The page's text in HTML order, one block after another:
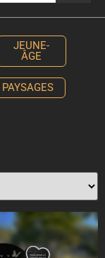
JEUNE-
ÂGE
PAYSAGES